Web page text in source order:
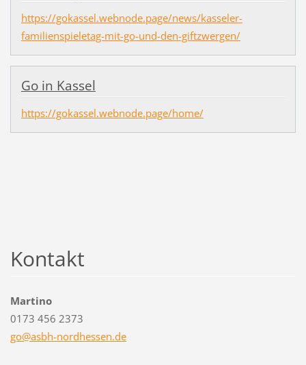
https://gokassel.webnode.page/news/kasseler-
familienspieletag-mit-go-und-den-giftzwergen/
Go in Kassel
https://gokassel.webnode.page/home/
Kontakt
Martino
0173 456 2373
go@asbh-nordhessen.de